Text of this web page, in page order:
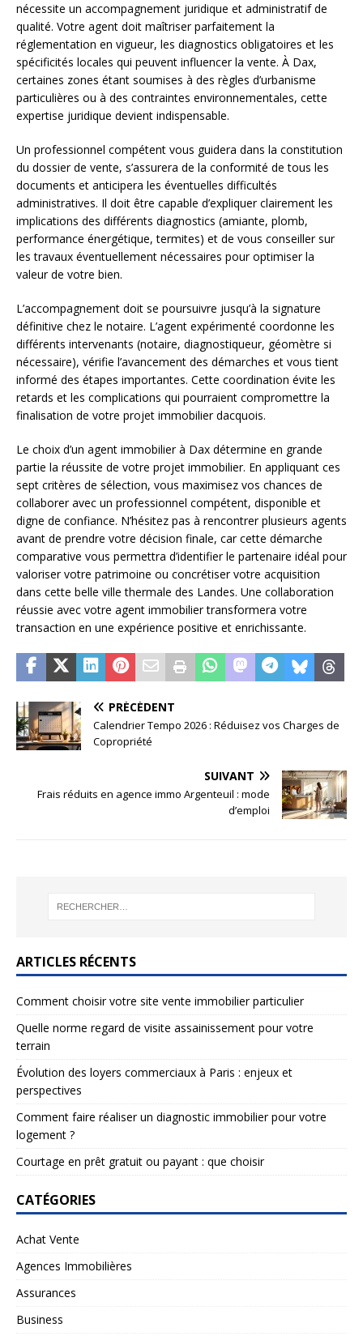
nécessite un accompagnement juridique et administratif de
qualité. Votre agent doit maîtriser parfaitement la
réglementation en vigueur, les diagnostics obligatoires et les
spécificités locales qui peuvent influencer la vente. À Dax,
certaines zones étant soumises à des règles d’urbanisme
particulières ou à des contraintes environnementales, cette
expertise juridique devient indispensable.
Un professionnel compétent vous guidera dans la constitution
du dossier de vente, s’assurera de la conformité de tous les
documents et anticipera les éventuelles difficultés
administratives. Il doit être capable d’expliquer clairement les
implications des différents diagnostics (amiante, plomb,
performance énergétique, termites) et de vous conseiller sur
les travaux éventuellement nécessaires pour optimiser la
valeur de votre bien.
L’accompagnement doit se poursuivre jusqu’à la signature
définitive chez le notaire. L’agent expérimenté coordonne les
différents intervenants (notaire, diagnostiqueur, géomètre si
nécessaire), vérifie l’avancement des démarches et vous tient
informé des étapes importantes. Cette coordination évite les
retards et les complications qui pourraient compromettre la
finalisation de votre projet immobilier dacquois.
Le choix d’un agent immobilier à Dax détermine en grande
partie la réussite de votre projet immobilier. En appliquant ces
sept critères de sélection, vous maximisez vos chances de
collaborer avec un professionnel compétent, disponible et
digne de confiance. N’hésitez pas à rencontrer plusieurs agents
avant de prendre votre décision finale, car cette démarche
comparative vous permettra d’identifier le partenaire idéal pour
valoriser votre patrimoine ou concrétiser votre acquisition
dans cette belle ville thermale des Landes. Une collaboration
réussie avec votre agent immobilier transformera votre
transaction en une expérience positive et enrichissante.
PRÉCÉDENT
Calendrier Tempo 2026 : Réduisez vos Charges de
Copropriété
SUIVANT
Frais réduits en agence immo Argenteuil : mode
d’emploi
ARTICLES RÉCENTS
Comment choisir votre site vente immobilier particulier
Quelle norme regard de visite assainissement pour votre
terrain
Évolution des loyers commerciaux à Paris : enjeux et
perspectives
Comment faire réaliser un diagnostic immobilier pour votre
logement ?
Courtage en prêt gratuit ou payant : que choisir
CATÉGORIES
Achat Vente
Agences Immobilières
Assurances
Business